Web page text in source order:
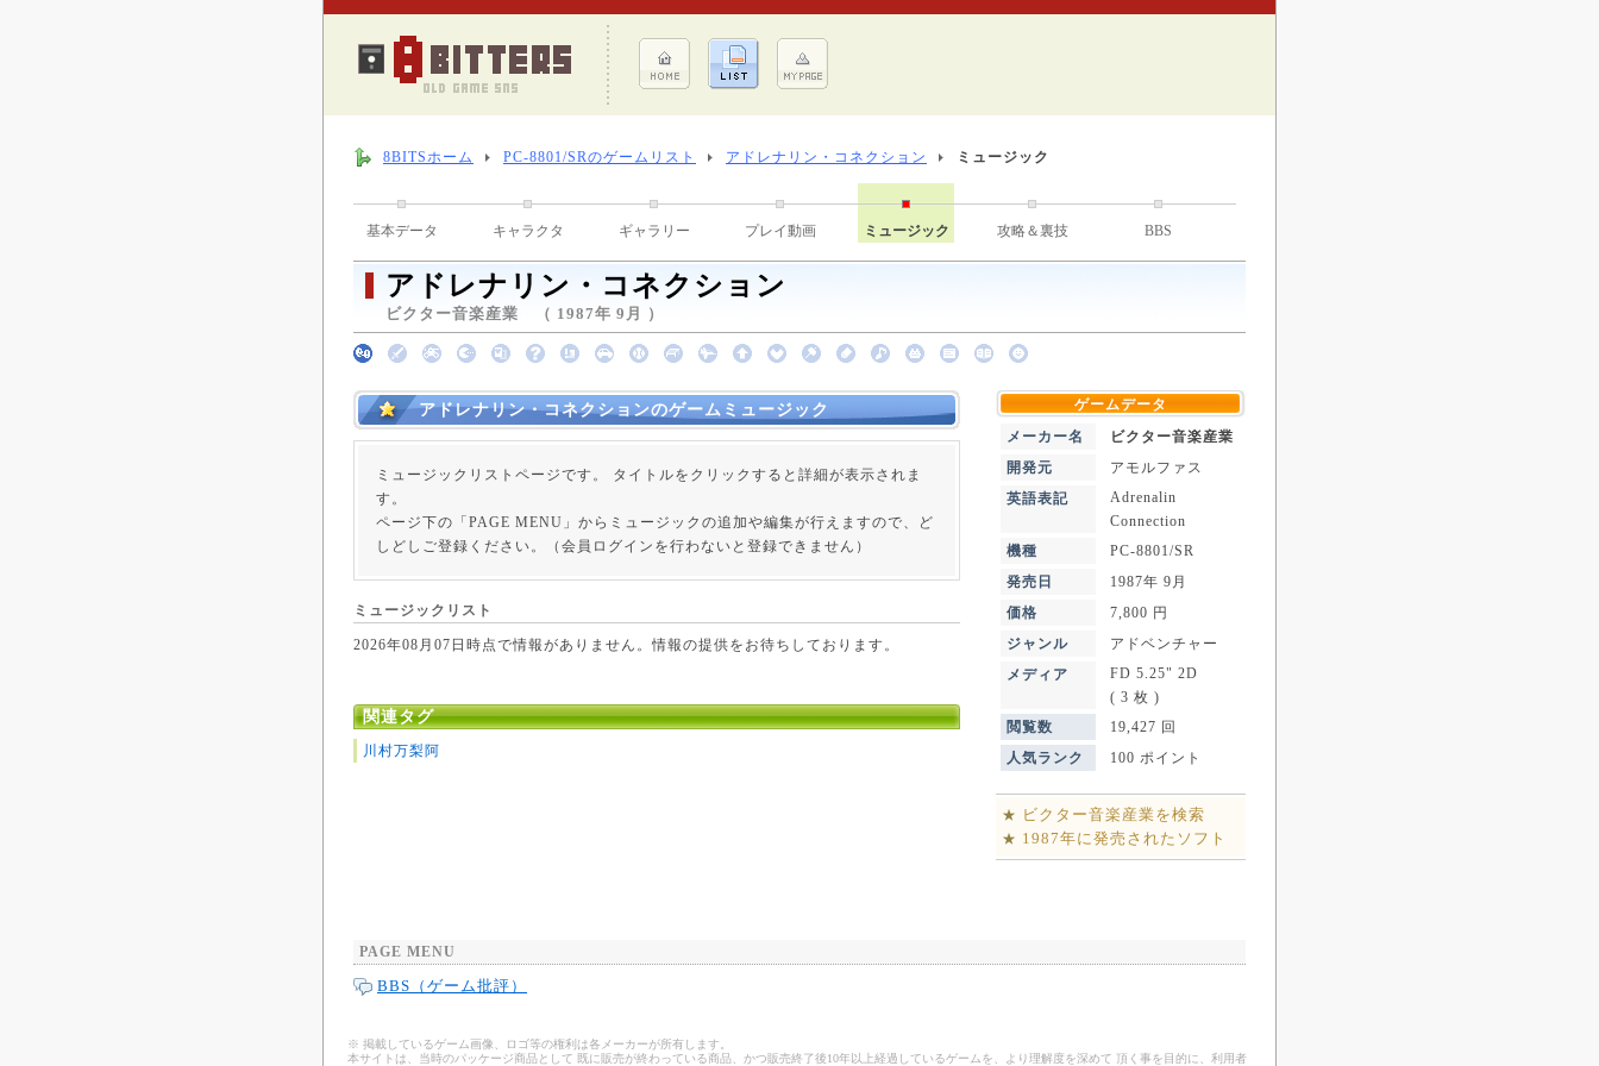
8BITSホーム PC-8801/SRのゲームリスト アドレナリン・コネクション ミュージック
基本データ キャラクタ ギャラリー プレイ動画 ミュージック 攻略＆裏技 BBS
アドレナリン・コネクション
ビクター音楽産業 （ 1987年 9月 ）
アドレナリン・コネクションのゲームミュージック
ミュージックリストページです。 タイトルをクリックすると詳細が表示されま
す。
ページ下の「PAGE MENU」からミュージックの追加や編集が行えますので、ど
しどしご登録ください。（会員ログインを行わないと登録できません）
ミュージックリスト
2026年08月07日時点で情報がありません。情報の提供をお待ちしております。
関連タグ
川村万梨阿
ゲームデータ
メーカー名
ビクター音楽産業
開発元
アモルファス
英語表記
Adrenalin
Connection
機種
PC-8801/SR
発売日
1987年 9月
価格
7,800 円
ジャンル
アドベンチャー
メディア
FD 5.25" 2D
( 3 枚 )
閲覧数
19,427 回
人気ランク
100 ポイント
★ ビクター音楽産業を検索
★ 1987年に発売されたソフト
PAGE MENU
BBS（ゲーム批評）
※ 掲載しているゲーム画像、ロゴ等の権利は各メーカーが所有します。
本サイトは、当時のパッケージ商品として 既に販売が終わっている商品、かつ販売終了後10年以上経過しているゲームを、より理解度を深めて 頂く事を目的に、利用者